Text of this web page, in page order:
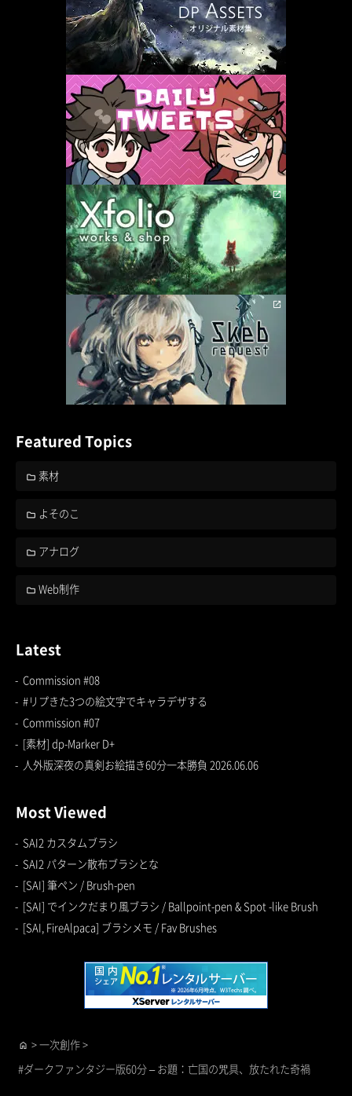
Featured Topics
素材
よそのこ
アナログ
Web制作
Latest
Commission #08
#リプきた3つの絵文字でキャラデザする
Commission #07
[素材] dp-Marker D+
人外版深夜の真剣お絵描き60分一本勝負 2026.06.06
Most Viewed
SAI2 カスタムブラシ
SAI2 パターン散布ブラシとな
[SAI] 筆ペン / Brush-pen
[SAI] でインクだまり風ブラシ / Ballpoint-pen & Spot -like Brush
[SAI, FireAlpaca] ブラシメモ / Fav Brushes
home >一次創作>
#ダークファンタジー版60分 – お題：亡国の咒具、放たれた奇禍